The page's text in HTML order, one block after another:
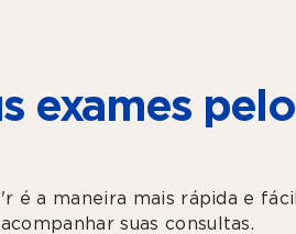
exames pelo
é a maneira mais rápida e fácil
suas consultas.